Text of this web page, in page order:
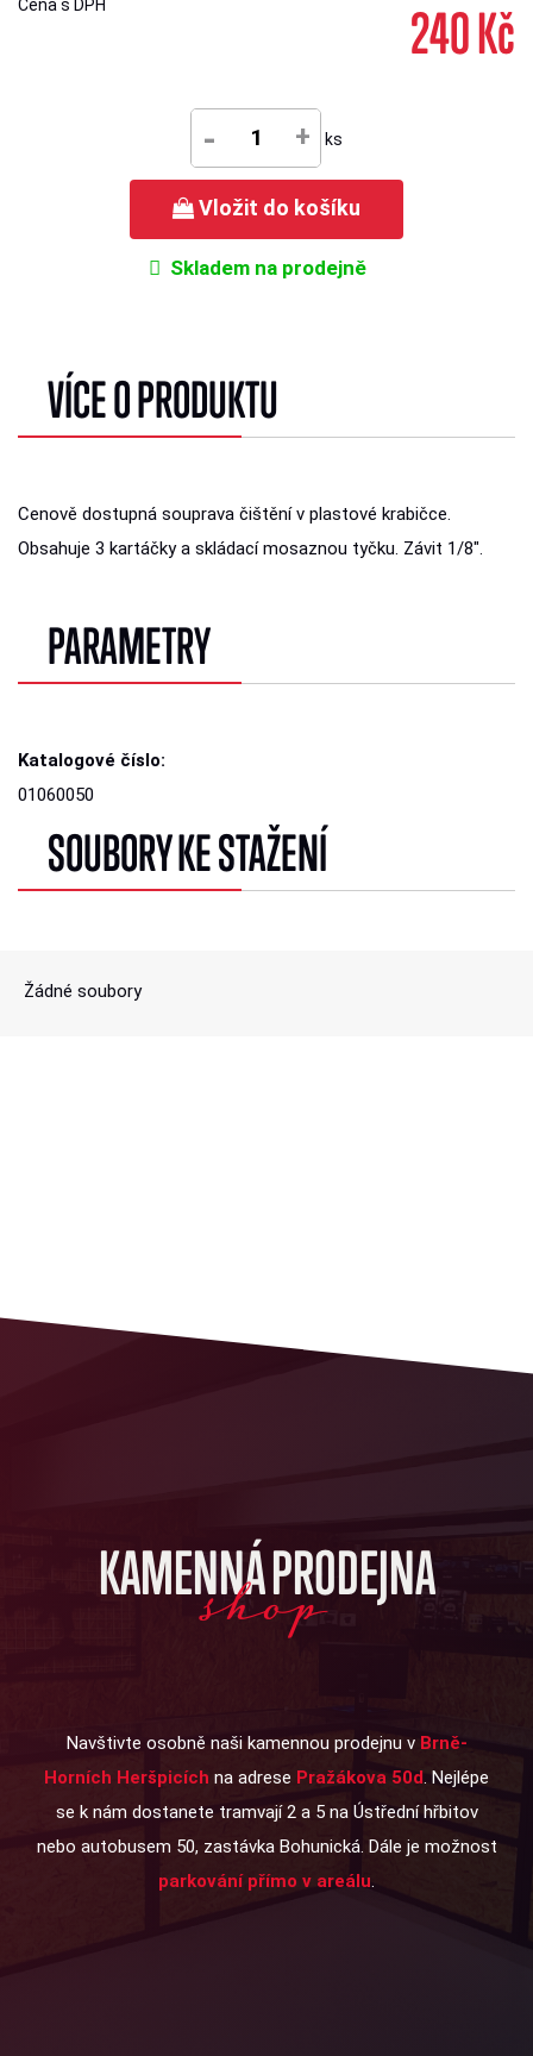
Cena s DPH 240 Kč
- + ks
Vložit do košíku
Skladem na prodejně
VÍCE O PRODUKTU
Cenově dostupná souprava čištění v plastové krabičce.
Obsahuje 3 kartáčky a skládací mosaznou tyčku. Závit 1/8".
PARAMETRY
Katalogové číslo:
01060050
SOUBORY KE STAŽENÍ
Žádné soubory
KAMENNÁ PRODEJNA
shop
Navštivte osobně naši kamennou prodejnu v Brně-
Horních Heršpicích na adrese Pražákova 50d. Nejlépe
se k nám dostanete tramvají 2 a 5 na Ústřední hřbitov
nebo autobusem 50, zastávka Bohunická. Dále je možnost
parkování přímo v areálu.